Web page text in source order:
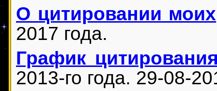
О цитировании моих
2017 года.
График
2013-го года. 29-08-